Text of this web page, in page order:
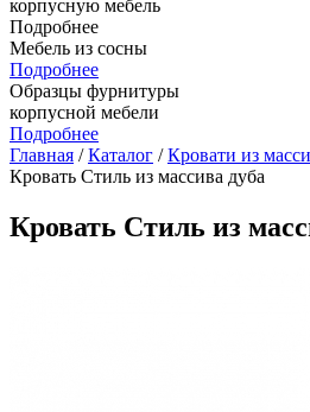
корпусную мебель
Подробнее
Мебель из сосны
Подробнее
Образцы фурнитуры
корпусной мебели
Подробнее
Главная /Каталог /Кровати из
Кровать Стиль из массива дуба
Кровать Стиль из